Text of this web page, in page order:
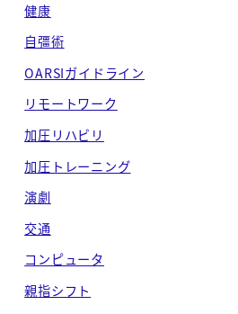
健康
自彊術
OARSIガイドライン
リモートワーク
加圧リハビリ
加圧トレーニング
演劇
交通
コンピュータ
親指シフト